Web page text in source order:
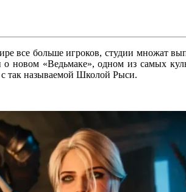
все больше игроков, студии множат
о новом «Ведьмаке», одном из самых
с так называемой Школой Рыси.